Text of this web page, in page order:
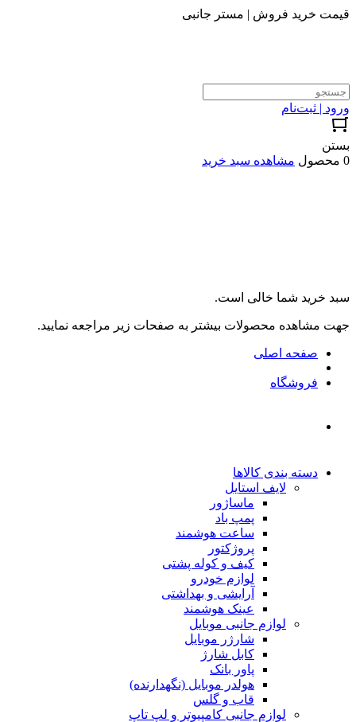
قیمت خرید فروش | مستر جانبی
ورود | ثبت‌نام
بستن
0 محصول
مشاهده سبد خرید
سبد خرید شما خالی است.
جهت مشاهده محصولات بیشتر به صفحات زیر مراجعه نمایید.
صفحه اصلی
فروشگاه
دسته بندی کالاها
لایف استایل
ماساژور
پمپ باد
ساعت هوشمند
پروژکتور
کیف و کوله پشتی
لوازم خودرو
آرایشی و بهداشتی
عینک هوشمند
لوازم جانبی موبایل
شارژر موبایل
کابل شارژ
پاور بانک
هولدر موبایل (نگهدارنده)
قاب و گلس
لوازم جانبی کامپیوتر و لپ تاپ